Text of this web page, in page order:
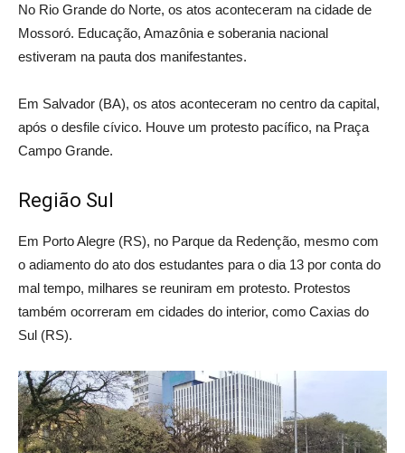
No Rio Grande do Norte, os atos aconteceram na cidade de
Mossoró. Educação, Amazônia e soberania nacional
estiveram na pauta dos manifestantes.
Em Salvador (BA), os atos aconteceram no centro da capital,
após o desfile cívico. Houve um protesto pacífico, na Praça
Campo Grande.
Região Sul
Em Porto Alegre (RS), no Parque da Redenção, mesmo com
o adiamento do ato dos estudantes para o dia 13 por conta do
mal tempo, milhares se reuniram em protesto. Protestos
também ocorreram em cidades do interior, como Caxias do
Sul (RS).